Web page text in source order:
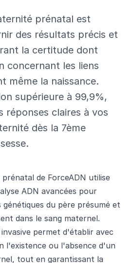
prénatal est
des résultats précis et
la certitude dont
concernant les liens
même la naissance.
supérieure à 99,9%,
réponses claires à vos
dès la 7ème
de ForceADN utilise
ADN avancées pour
du père présumé et
dans le sang maternel.
permet d'établir avec
l'existence ou l'absence d'un
tout en garantissant la